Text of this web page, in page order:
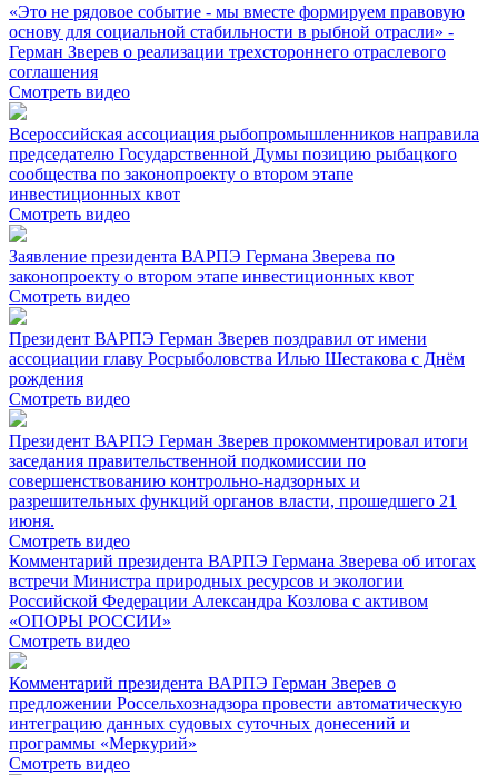
«Это не рядовое событие - мы вместе формируем правовую
основу для социальной стабильности в рыбной отрасли» -
Герман Зверев о реализации трехстороннего отраслевого
соглашения
Смотреть видео
Всероссийская ассоциация рыбопромышленников направила
председателю Государственной Думы позицию рыбацкого
сообщества по законопроекту о втором этапе
инвестиционных квот
Смотреть видео
Заявление президента ВАРПЭ Германа Зверева по
законопроекту о втором этапе инвестиционных квот
Смотреть видео
Президент ВАРПЭ Герман Зверев поздравил от имени
ассоциации главу Росрыболовства Илью Шестакова с Днём
рождения
Смотреть видео
Президент ВАРПЭ Герман Зверев прокомментировал итоги
заседания правительственной подкомиссии по
совершенствованию контрольно-надзорных и
разрешительных функций органов власти, прошедшего 21
июня.
Смотреть видео
Комментарий президента ВАРПЭ Германа Зверева об итогах
встречи Министра природных ресурсов и экологии
Российской Федерации Александра Козлова с активом
«ОПОРЫ РОССИИ»
Смотреть видео
Комментарий президента ВАРПЭ Герман Зверев о
предложении Россельхознадзора провести автоматическую
интеграцию данных судовых суточных донесений и
программы «Меркурий»
Смотреть видео